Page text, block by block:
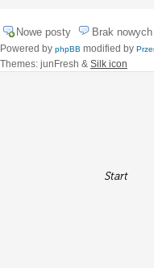
Nowe posty Brak
Powered by phpBB modified by
Themes: junFresh & Silk icon
Start